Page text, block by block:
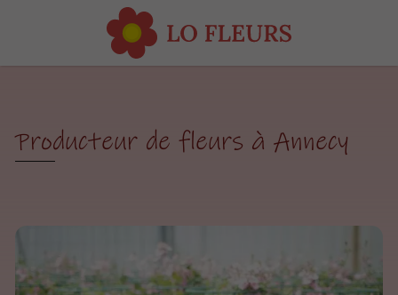
Producteur de fleurs à Annecy